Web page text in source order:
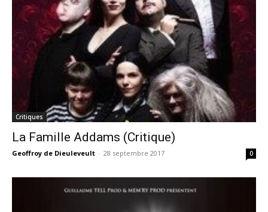
Critiques
La Famille Addams (Critique)
Geoffroy de Dieuleveult - 28 septembre 2017 0